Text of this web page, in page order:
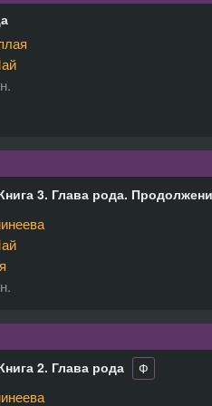
3. Глава рода.
2. Глава рода
Ф